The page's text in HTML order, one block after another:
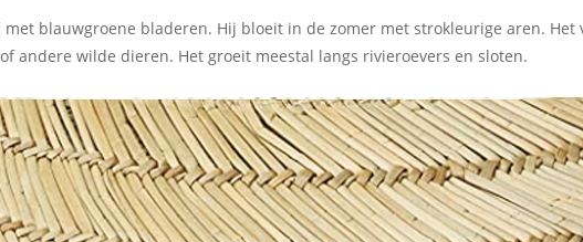
blauwgroene bladeren. Hij bloeit in de zomer met strokleurige aren.
andere wilde dieren. Het groeit meestal langs rivieroevers en sloten.